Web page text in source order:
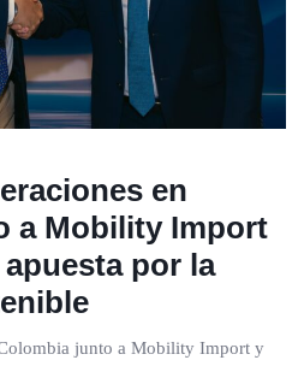
en
a Mobility Import
por la
junto a Mobility Import y